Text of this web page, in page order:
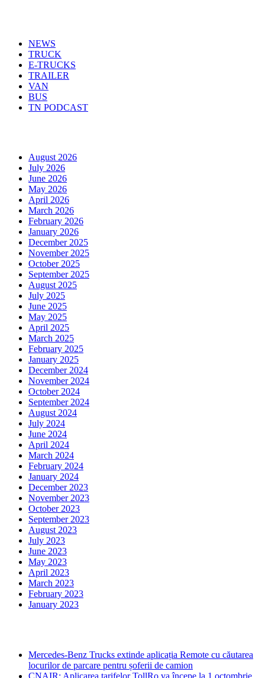
NEWS
TRUCK
E-TRUCKS
TRAILER
VAN
BUS
TN PODCAST
August 2026
July 2026
June 2026
May 2026
April 2026
March 2026
February 2026
January 2026
December 2025
November 2025
October 2025
September 2025
August 2025
July 2025
June 2025
May 2025
April 2025
March 2025
February 2025
January 2025
December 2024
November 2024
October 2024
September 2024
August 2024
July 2024
June 2024
April 2024
March 2024
February 2024
January 2024
December 2023
November 2023
October 2023
September 2023
August 2023
July 2023
June 2023
May 2023
April 2023
March 2023
February 2023
January 2023
Mercedes-Benz Trucks extinde aplicația Remote cu căutarea
locurilor de parcare pentru șoferii de camion